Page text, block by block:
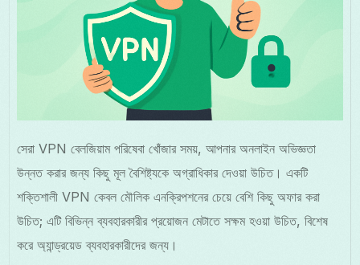
সেরা VPN বেলজিয়াম পরিষেবা খোঁজার সময়, আপনার অনলাইন অভিজ্ঞতা
উন্নত করার জন্য কিছু মূল বৈশিষ্ট্যকে অগ্রাধিকার দেওয়া উচিত। একটি
শক্তিশালী VPN কেবল মৌলিক এনক্রিপশনের চেয়ে বেশি কিছু অফার করা
উচিত; এটি বিভিন্ন ব্যবহারকারীর প্রয়োজন মেটাতে সক্ষম হওয়া উচিত, বিশেষ
করে অ্যান্ড্রয়েড ব্যবহারকারীদের জন্য।